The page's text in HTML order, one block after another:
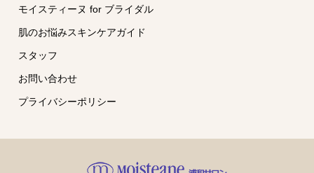
モイスティーヌ for ブライダル
肌のお悩みスキンケアガイド
スタッフ
お問い合わせ
プライバシーポリシー